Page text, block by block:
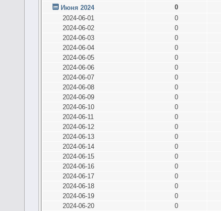
Июня 2024
0
2024-06-01
0
2024-06-02
0
2024-06-03
0
2024-06-04
0
2024-06-05
0
2024-06-06
0
2024-06-07
0
2024-06-08
0
2024-06-09
0
2024-06-10
0
2024-06-11
0
2024-06-12
0
2024-06-13
0
2024-06-14
0
2024-06-15
0
2024-06-16
0
2024-06-17
0
2024-06-18
0
2024-06-19
0
2024-06-20
0